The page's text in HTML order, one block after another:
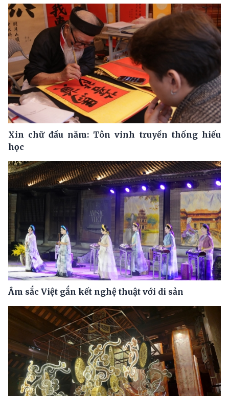
Xin chữ đầu năm: Tôn vinh truyền thống hiếu
học
Âm sắc Việt gắn kết nghệ thuật với di sản